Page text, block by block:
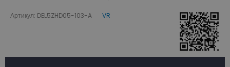
Артикул: DEL5ZHD05-103-A VR